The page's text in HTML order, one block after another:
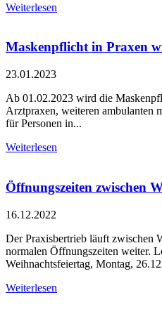
Weiterlesen
Maskenpflicht in Praxen
23.01.2023
Ab 01.02.2023 wird die
Arztpraxen, weiteren ambulanten
für Personen in...
Weiterlesen
Öffnungszeiten zwischen
16.12.2022
Der Praxisbertrieb läuft zwischen
normalen Öffnungszeiten weiter.
Weihnachtsfeiertag, Montag,
Weiterlesen